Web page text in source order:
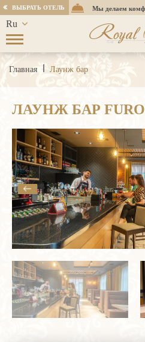
ВЫБРАТЬ ОТЕЛЬ Мы делаем
Ru
En
Kz
Royal
Главная Лаунж бар
ЛАУНЖ БАР